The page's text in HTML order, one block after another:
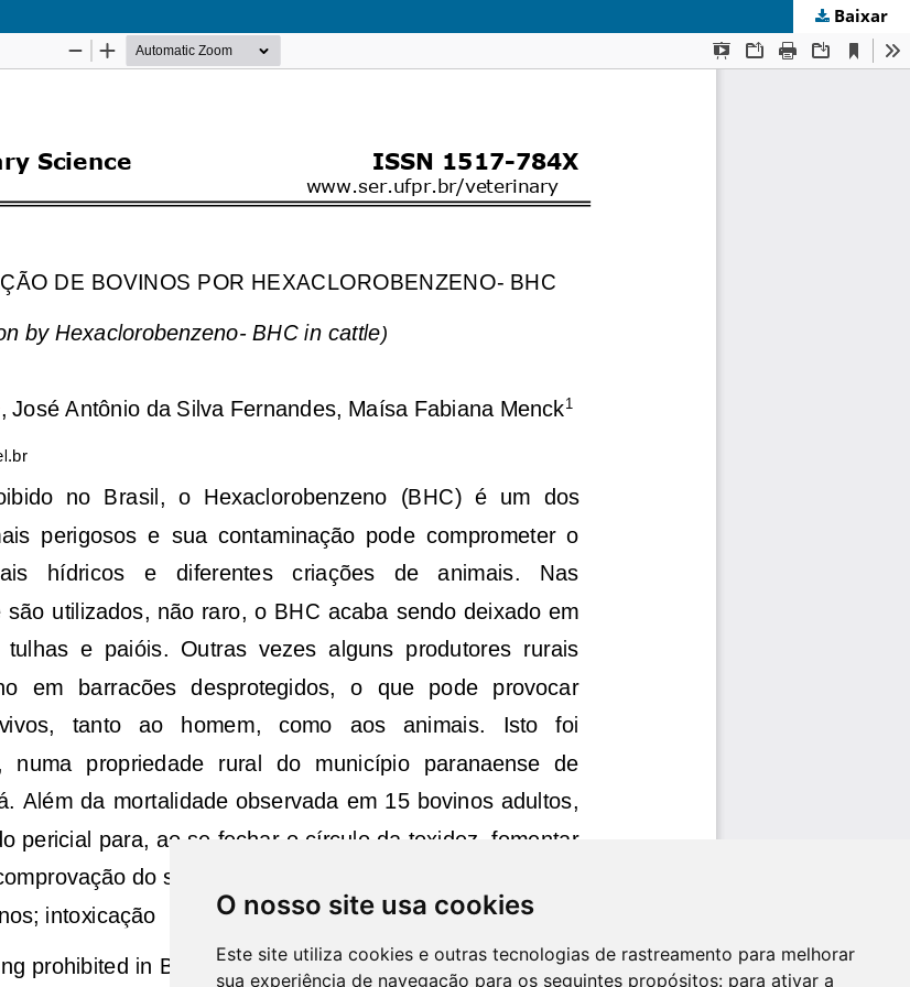
O nosso site usa cookies
Este site utiliza cookies e outras tecnologias de rastreamento para melhorar
sua experiência de navegação para os seguintes propósitos: para ativar a
Baixar